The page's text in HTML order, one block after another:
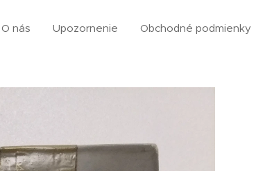
O nás Upozornenie Obchodné podmienky